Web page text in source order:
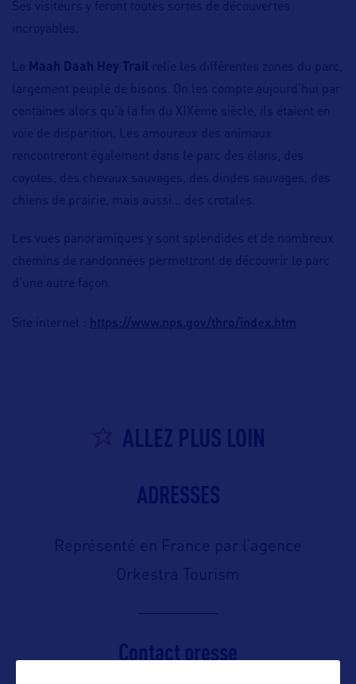
Ses visiteurs y feront toutes sortes de découvertes
incroyables.
Le Maah Daah Hey Trail
relie les différentes zones du parc,
largement peuplé de bisons. On les compte aujourd’hui par
centaines alors qu’à la fin du XIXème siècle, ils étaient en
voie de disparition. Les amoureux des animaux
rencontreront également dans le parc des élans, des
coyotes, des chevaux sauvages, des dindes sauvages, des
chiens de prairie, mais aussi… des crotales.
Les vues panoramiques y sont splendides et de nombreux
chemins de randonnées permettront de découvrir le parc
d’une autre façon.
Site internet : https://www.nps.gov/thro/index.htm
ALLEZ PLUS LOIN
ADRESSES
Représenté en France par l’agence
Orkestra Tourism
Contact presse